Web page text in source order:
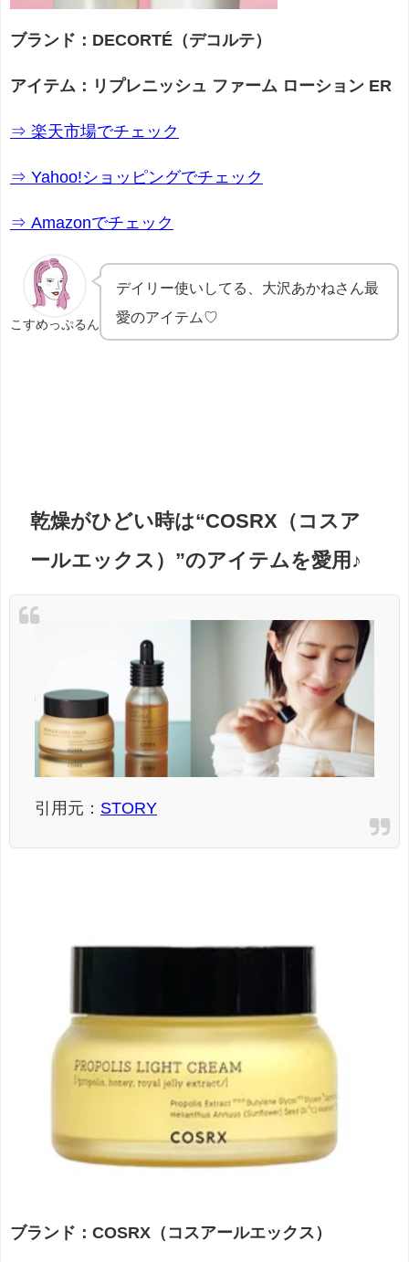
ブランド：DECORTÉ（デコルテ）
アイテム： リプレニッシュ ファーム ローション ER
⇒ 楽天市場でチェック
⇒ Yahoo!ショッピングでチェック
⇒ Amazonでチェック
こすめっぷるん
デイリー使いしてる、大沢あかねさん最
愛のアイテム♡
乾燥がひどい時は“COSRX（コスア
ールエックス）”のアイテムを愛用♪
引用元： STORY
ブランド：COSRX（コスアールエックス）